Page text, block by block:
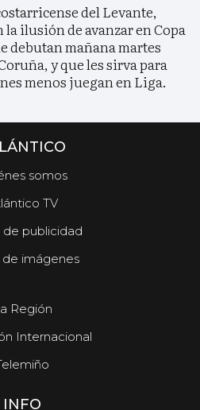
del Levante,
ilusión de avanzar en Copa
debutan mañana martes
y que les sirva para
menos juegan en Liga.
somos
TV
de publicidad
de imágenes
Región
Internacional
INFO